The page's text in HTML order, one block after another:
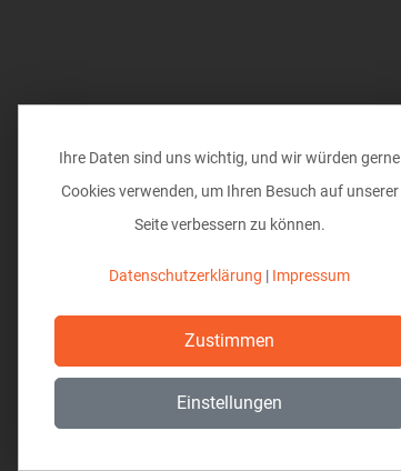
Binderdach
Entwässerung
Gründächer
Garagendach
Giebel
Friesengiebel
Ihre Daten sind uns wichtig, und wir würden gerne
Cookies verwenden, um Ihren Besuch auf unserer
Seite verbessern zu können.
Datenschutzerklärung | Impressum
Zustimmen
Einstellungen